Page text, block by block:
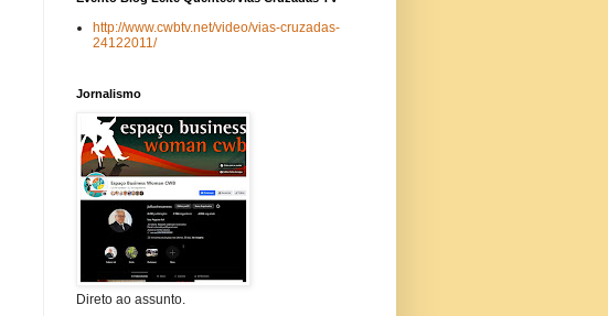
http://www.cwbtv.net/video/vias-cruzadas-
24122011/
Jornalismo
Direto ao assunto.